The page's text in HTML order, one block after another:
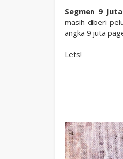
Segmen 9
masih diberi
angka 9 juta
Lets!